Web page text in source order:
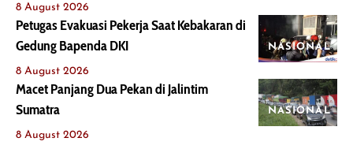
8 August 2026
NASIONAL
Petugas Evakuasi Pekerja Saat Kebakaran di
Gedung Bapenda DKI
8 August 2026
NASIONAL
Macet Panjang Dua Pekan di Jalintim
Sumatra
8 August 2026